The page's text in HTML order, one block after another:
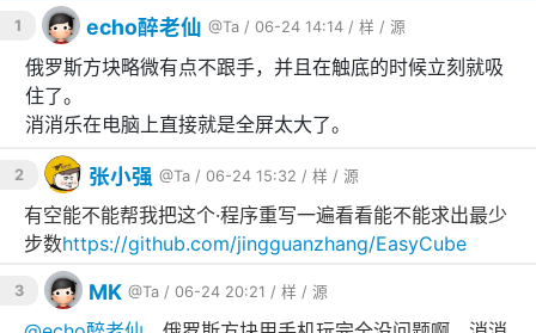
1 echo醉老仙 @Ta / 06-24 14:14 / 样 / 源
俄罗斯方块略微有点不跟手，并且在触底的时候立刻就吸
住了。
消消乐在电脑上直接就是全屏太大了。
2 张小强 @Ta / 06-24 15:32 / 样 / 源
有空能不能帮我把这个·程序重写一遍看看能不能求出最少
步数https://github.com/jingguanzhang/EasyCube
3 MK @Ta / 06-24 20:21 / 样 / 源